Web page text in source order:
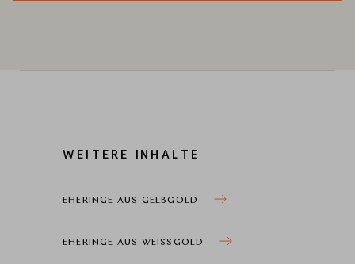
WEITERE INHALTE
EHERINGE AUS GELBGOLD
EHERINGE AUS WEISSGOLD